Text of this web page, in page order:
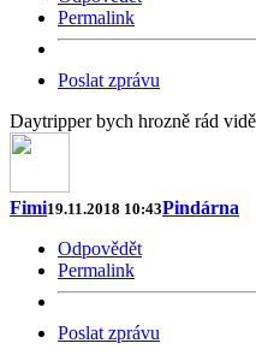
Permalink
Poslat zprávu
Daytripper bych hrozně rád
Fimi19.11.2018 10:43Pindárna
Odpovědět
Permalink
Poslat zprávu